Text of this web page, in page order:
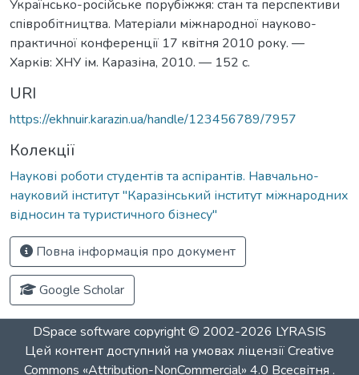
Українсько-російське порубіжжя: стан та перспективи
співробітництва. Матеріали міжнародної науково-
практичної конференції 17 квітня 2010 року. —
Харків: ХНУ ім. Каразіна, 2010. — 152 с.
URI
https://ekhnuir.karazin.ua/handle/123456789/7957
Колекції
Наукові роботи студентів та аспірантів. Навчально-
науковий інститут "Каразінський інститут міжнародних
відносин та туристичного бізнесу"
Повна інформація про документ
Google Scholar
DSpace software copyright © 2002-2026 LYRASIS
Цей контент доступний на умовах ліцензіїCreative
Commons «Attribution-NonCommercial» 4.0 Всесвітня .